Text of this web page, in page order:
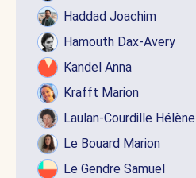
Haddad Joachim
Hamouth Dax-Avery
Kandel Anna
Krafft Marion
Laulan-Courdille Hélène
Le Bouard Marion
Le Gendre Samuel